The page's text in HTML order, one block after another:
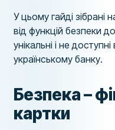
У цьому гайді зібрані
від функцій безпеки
унікальні і не
українському банку.
Безпека –
картки